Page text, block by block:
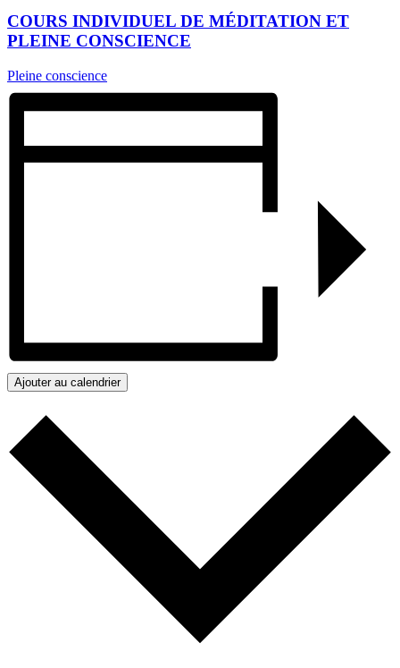
COURS INDIVIDUEL DE MÉDITATION ET
PLEINE CONSCIENCE
Pleine conscience
Ajouter au calendrier